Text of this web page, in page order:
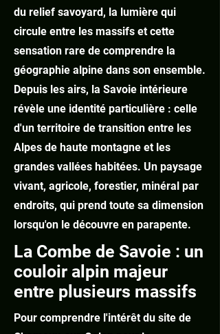
du relief savoyard, la lumière qui
circule entre les massifs et cette
sensation rare de comprendre la
géographie alpine dans son ensemble.
Depuis les airs, la Savoie intérieure
révèle une identité particulière : celle
d'un territoire de transition entre les
Alpes de haute montagne et les
grandes vallées habitées. Un paysage
vivant, agricole, forestier, minéral par
endroits, qui prend toute sa dimension
lorsqu'on le découvre en parapente.
​​​​La Combe de Savoie : un
couloir alpin majeur
entre plusieurs massifs​
Pour comprendre l'intérêt du site de